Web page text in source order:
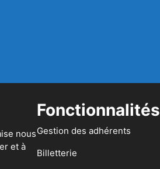
nous
et à
Fonctionnalités
Gestion des adhérents
Billetterie